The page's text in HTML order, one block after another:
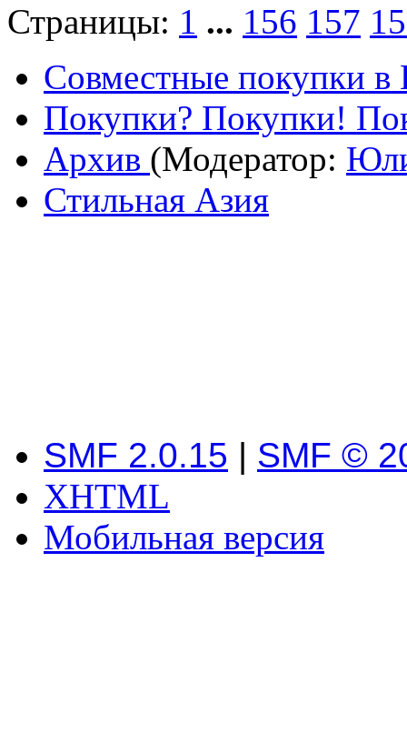
Страницы: 1 ... 156 157
Совместные покупки в
Покупки? Покупки!
Архив (Модератор:
Стильная Азия
SMF 2.0.15 | SMF ©
XHTML
Мобильная версия